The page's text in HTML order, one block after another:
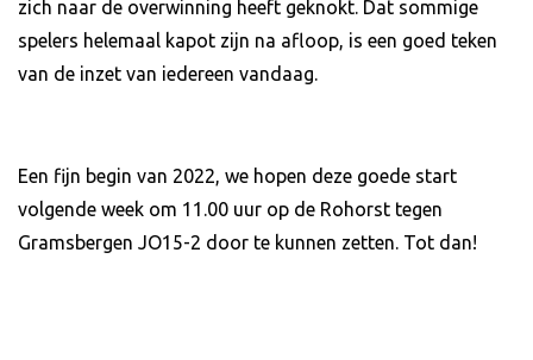
zich naar de overwinning heeft geknokt. Dat sommige
spelers helemaal kapot zijn na afloop, is een goed teken
van de inzet van iedereen vandaag.
Een fijn begin van 2022, we hopen deze goede start
volgende week om 11.00 uur op de Rohorst tegen
Gramsbergen JO15-2 door te kunnen zetten. Tot dan!